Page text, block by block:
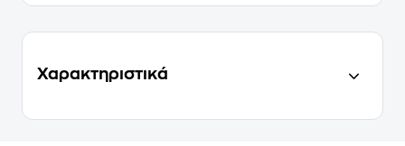
Χαρακτηριστικά